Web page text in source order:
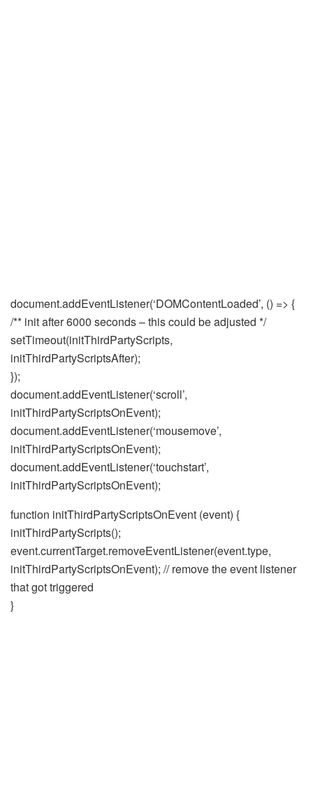
document.addEventListener(‘DOMContentLoaded’, () => {
/** init after 6000 seconds – this could be adjusted */
setTimeout(initThirdPartyScripts,
initThirdPartyScriptsAfter);
});
document.addEventListener(‘scroll’,
initThirdPartyScriptsOnEvent);
document.addEventListener(‘mousemove’,
initThirdPartyScriptsOnEvent);
document.addEventListener(‘touchstart’,
initThirdPartyScriptsOnEvent);
function initThirdPartyScriptsOnEvent (event) {
initThirdPartyScripts();
event.currentTarget.removeEventListener(event.type,
initThirdPartyScriptsOnEvent); // remove the event listener
that got triggered
}